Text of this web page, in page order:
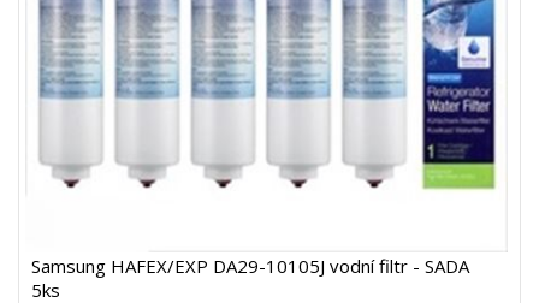
Samsung HAFEX/EXP DA29-10105J vodní filtr - SADA
5ks